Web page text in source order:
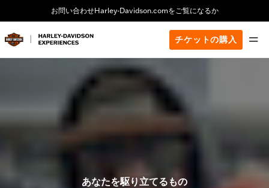
お問い合わせHarley-Davidson.comをご覧になるか
チケットの購入
あなたを駆り立てるもの